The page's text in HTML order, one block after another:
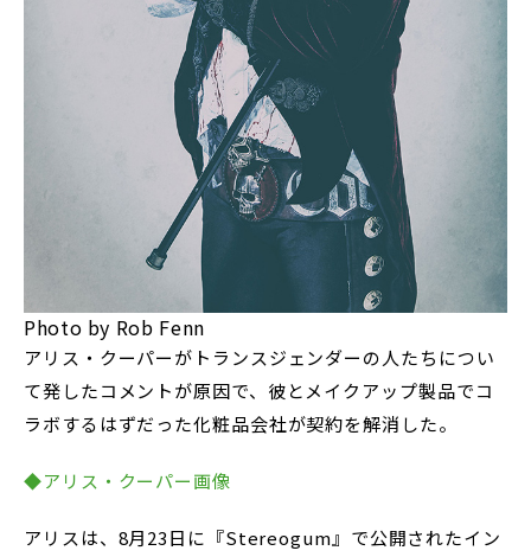
Photo by Rob Fenn
アリス・クーパーがトランスジェンダーの人たちについ
て発したコメントが原因で、彼とメイクアップ製品でコ
ラボするはずだった化粧品会社が契約を解消した。
◆アリス・クーパー画像
アリスは、8月23日に『Stereogum』で公開されたイン